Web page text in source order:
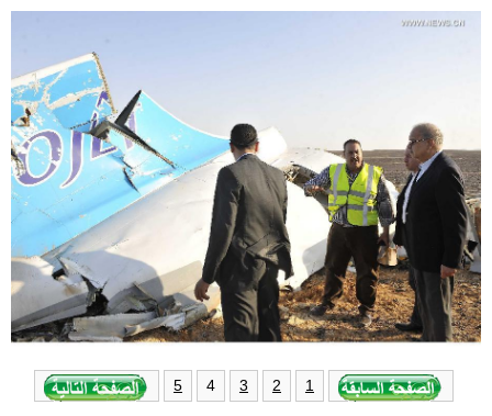
العلوم والصحة الثقافة والتعليم
الرياضة
مؤتمر صحفى للخارجية
1
2
3
4
5